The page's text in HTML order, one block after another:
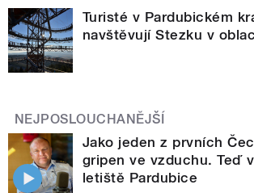
Turisté v Pardubickém
navštěvují Stezku v
NEJPOSLOUCHANĚJŠÍ
Jako jeden z prvních
gripen ve vzduchu. Teď
letiště Pardubice